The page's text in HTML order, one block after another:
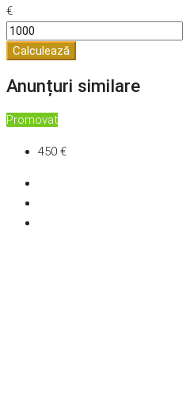
€
Calculează
Anunțuri similare
Promovat
450 €